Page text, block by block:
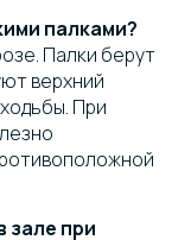
палками?
Палки берут
верхний
При
зале при